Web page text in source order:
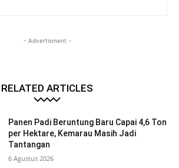
- Advertisment -
RELATED ARTICLES
Panen Padi Beruntung Baru Capai 4,6 Ton
per Hektare, Kemarau Masih Jadi
Tantangan
6 Agustus 2026